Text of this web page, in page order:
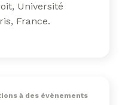
Université
France.
à des évènements